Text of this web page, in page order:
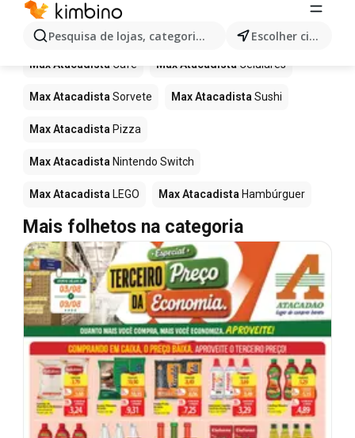
Pesquisa de lojas, categorias,produtos... Escolher cidade
para este termo.
Mais produtos em Max Atacadista
Max Atacadista Café Max Atacadista Celulares
Max Atacadista Sorvete Max Atacadista Sushi
Max Atacadista Pizza
Max Atacadista Nintendo Switch
Max Atacadista LEGO Max Atacadista Hambúrguer
Mais folhetos na categoria